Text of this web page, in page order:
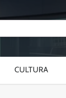
CULTURA